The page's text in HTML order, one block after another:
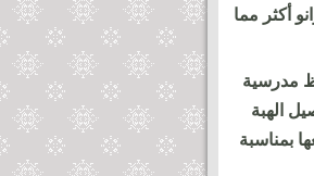
أكثر مما
مدرسية
الهبة
بمناسبة